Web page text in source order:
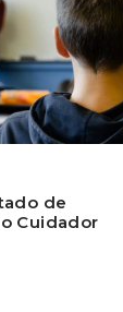
de
Cuidador